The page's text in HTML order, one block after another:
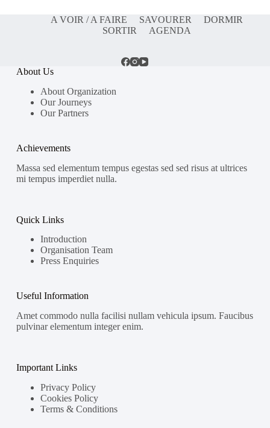
A VOIR / A FAIRE SAVOURER
DORMIR
SORTIR
AGENDA
About Us
About Organization
Our Journeys
Our Partners
Achievements
Massa sed elementum tempus egestas sed sed risus at ultrices
mi tempus imperdiet nulla.
Quick Links
Introduction
Organisation Team
Press Enquiries
Useful Information
Amet commodo nulla facilisi nullam vehicula ipsum. Faucibus
pulvinar elementum integer enim.
Important Links
Privacy Policy
Cookies Policy
Terms & Conditions